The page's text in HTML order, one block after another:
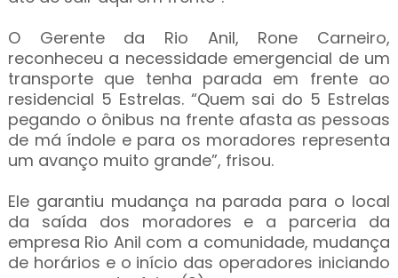
O Gerente da Rio Anil, Rone Carneiro,
reconheceu a necessidade emergencial de um
transporte que tenha parada em frente ao
residencial 5 Estrelas. “Quem sai do 5 Estrelas
pegando o ônibus na frente afasta as pessoas
de má índole e para os moradores representa
um avanço muito grande”, frisou.
Ele garantiu mudança na parada para o local
da saída dos moradores e a parceria da
empresa Rio Anil com a comunidade, mudança
de horários e o início das operadores iniciando